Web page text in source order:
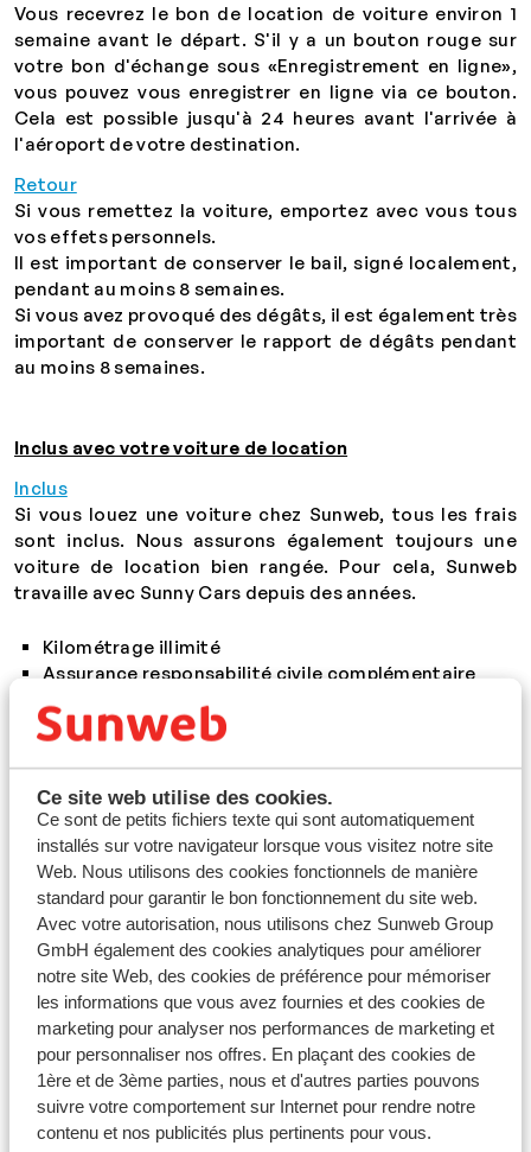
Ce site web utilise des cookies.
Ce sont de petits fichiers texte qui sont automatiquement
installés sur votre navigateur lorsque vous visitez notre site
Web. Nous utilisons des cookies fonctionnels de manière
standard pour garantir le bon fonctionnement du site web.
Avec votre autorisation, nous utilisons chez Sunweb Group
GmbH également des cookies analytiques pour améliorer
notre site Web, des cookies de préférence pour mémoriser
les informations que vous avez fournies et des cookies de
marketing pour analyser nos performances de marketing et
pour personnaliser nos offres. En plaçant des cookies de
1ère et de 3ème parties, nous et d'autres parties pouvons
suivre votre comportement sur Internet pour rendre notre
contenu et nos publicités plus pertinents pour vous.
Vous recevrez le bon de location de voiture environ 1
semaine avant le départ. S'il y a un bouton rouge sur
votre bon d'échange sous «Enregistrement en ligne»,
vous pouvez vous enregistrer en ligne via ce bouton.
Cela est possible jusqu'à 24 heures avant l'arrivée à
l'aéroport de votre destination.
Retour
Si vous remettez la voiture, emportez avec vous tous
vos effets personnels.
Il est important de conserver le bail, signé localement,
pendant au moins 8 semaines.
Si vous avez provoqué des dégâts, il est également très
important de conserver le rapport de dégâts pendant
au moins 8 semaines.
Inclus avec votre voiture de location
Inclus
Si vous louez une voiture chez Sunweb, tous les frais
sont inclus. Nous assurons également toujours une
voiture de location bien rangée. Pour cela, Sunweb
travaille avec Sunny Cars depuis des années.
Kilométrage illimité
Assurance responsabilité civile complémentaire
Assurance exemption de dommages de collision
Remboursement déductible
Remboursement bris de verre et dommages aux
pneus
Un conducteur supplémentaire
Accessibilité 24/7 du numéro d'urgence Sunny Car
Assurance supplémentaire
Le propriétaire sur place propose souvent une
assurance supplémentaire. Vous pouvez la refuser, car
les voitures Sunny Car sont toujours assurées.
Vérifiez la voiture pour tout dommage avant de quitter
la société de location. En cas de doute, contactez
toujours le numéro d'urgence Sunny Cars.